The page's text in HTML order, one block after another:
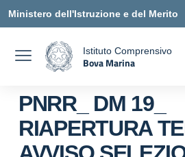
Vai ai contenuti
Vai al menu di navigazione
Vai al footer
Ministero dell'Istruzione e del Merito
Istituto Comprensivo
Bova Marina
PNRR_ DM 19_
RIAPERTURA